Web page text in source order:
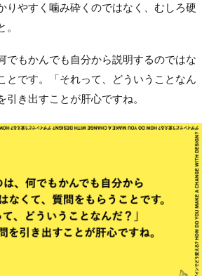
りやすく噛み砕くのではなく、むしろ硬
でもかんでも自分から説明するのではな
とです。「それって、どういうことなん
引き出すことが肝心ですね。